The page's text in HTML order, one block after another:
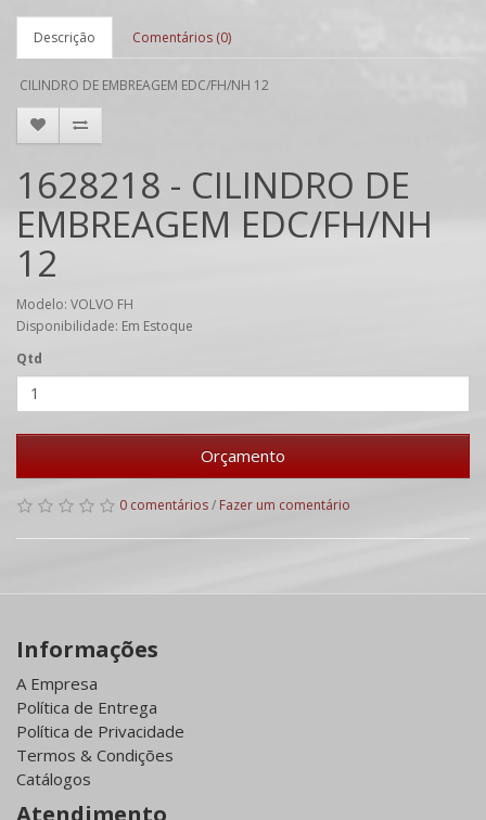
Descrição Comentários (0)
CILINDRO DE EMBREAGEM EDC/FH/NH 12
1628218 - CILINDRO DE
EMBREAGEM EDC/FH/NH
12
Modelo: VOLVO FH
Disponibilidade: Em Estoque
Qtd
Orçamento
0 comentários/ Fazer um comentário
Informações
A Empresa
Política de Entrega
Política de Privacidade
Termos & Condições
Catálogos
Atendimento